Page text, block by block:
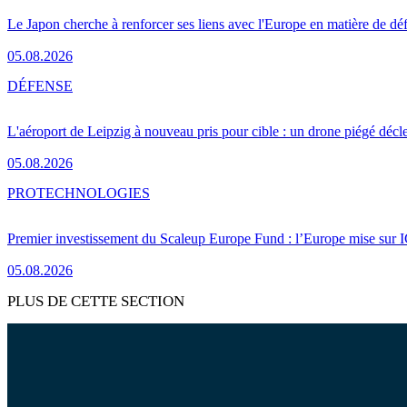
Le Japon cherche à renforcer ses liens avec l'Europe en matière de
05.08.2026
L'aéroport de Leipzig à nouveau pris pour cible : un drone piégé
05.08.2026
DÉFENSE
Premier investissement du Scaleup Europe Fund : l’Europe mise sur
05.08.2026
PROTECHNOLOGIES
PLUS DE CETTE SECTION